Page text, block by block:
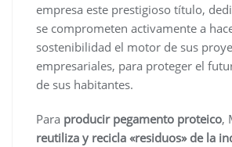
empresa este prestigioso título,
se comprometen activamente a
sostenibilidad el motor de sus
empresariales, para proteger el
de sus habitantes.
Para producir pegamento proteico,
reutiliza y recicla «residuos» de la